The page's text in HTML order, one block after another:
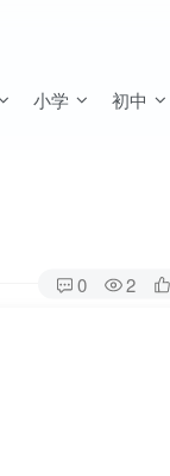
小学 初中
0 2